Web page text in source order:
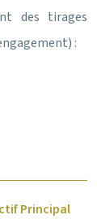
des tirages
:
Principal